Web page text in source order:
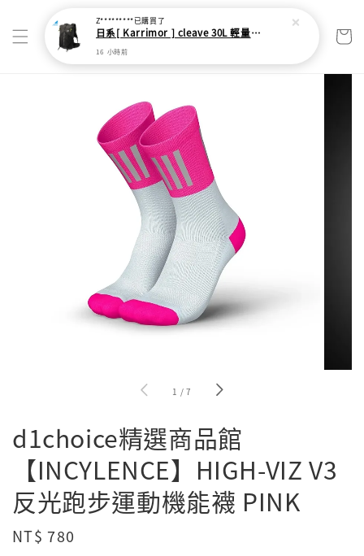
1 /7
d1choice精選商品館
【INCYLENCE】HIGH-VIZ V3
反光跑步運動機能襪 PINK
Regular
NT$ 780
Z*********已購買了
日系[ Karrimor ] cleave 30L 輕量野跑健走包
16 小時前